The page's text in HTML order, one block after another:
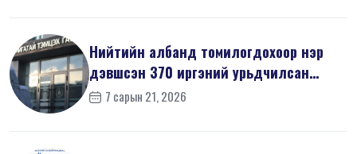
Нийтийн албанд томилогдохоор нэр
дэвшсэн 370 иргэний урьдчилсан
мэдүүл...
7 сарын 21, 2026